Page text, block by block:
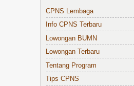
CPNS Lembaga
Info CPNS Terbaru
Lowongan BUMN
Lowongan Terbaru
Tentang Program
Tips CPNS